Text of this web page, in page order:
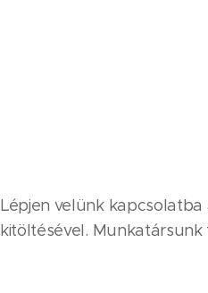
Lépjen velünk
kitöltésével.